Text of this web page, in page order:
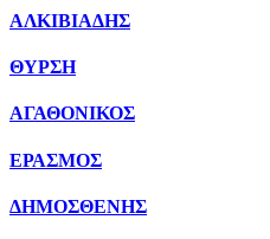
ΑΛΚΙΒΙΑΔΗΣ
ΘΥΡΣΗ
ΑΓΑΘΟΝΙΚΟΣ
ΕΡΑΣΜΟΣ
ΔΗΜΟΣΘΕΝΗΣ